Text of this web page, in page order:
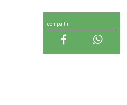
compartir